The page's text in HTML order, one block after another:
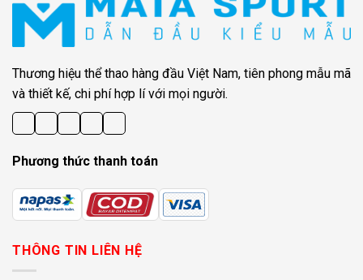
Thương hiệu thể thao hàng đầu Việt Nam, tiên phong mẫu mã
và thiết kế, chi phí hợp lí với mọi người.
Phương thức thanh toán
THÔNG TIN LIÊN HỆ